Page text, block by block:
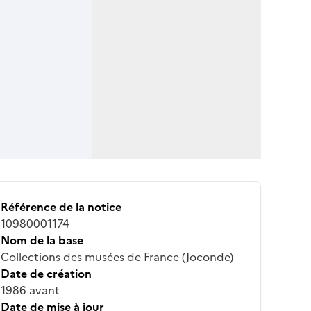
Référence de la notice
10980001174
Nom de la base
Collections des musées de France (Joconde)
Date de création
1986 avant
Date de mise à jour